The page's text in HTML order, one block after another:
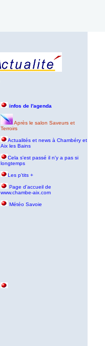
infos de l'agenda
Après le salon Saveurs et
Terroirs
Actualités et news à Chambéry et
Aix les Bains
Cela s'est passé il n'y a pas si
longtemps
Les p'tits +
Page d'accueil de
www.chambe-aix.com
Météo Savoie